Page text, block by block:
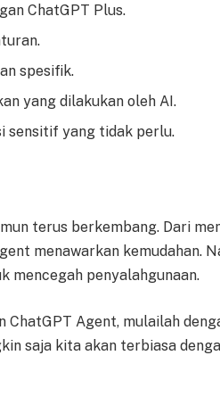
ChatGPT Plus.
spesifik.
yang dilakukan oleh AI.
sensitif yang tidak perlu.
terus berkembang. Dari
menawarkan kemudahan.
mencegah penyalahgunaan.
ChatGPT Agent, mulailah
saja kita akan terbiasa